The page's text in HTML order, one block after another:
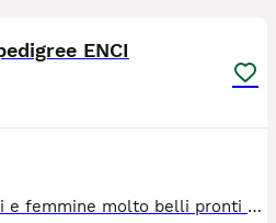
ENCI
Disponibili cuccioli maschi e femmine molto belli pronti alla consegna alla nuova famiglia. I cuccioli che noi proponiamo sono tutti nati rigorosamente presso il nostro allevamento riconosciuto ENCI e FCI di cui sono visibili i genitori. I cani vengono consegnati dopo i 3 mesi di età con: ✔️ Pedigree ENCI e documentazione sanitaria completa ✔️Microchip inserito, quindi già iscritto all'anagrafe canina ✔️ Ciclo di vaccinazioni completo ✔️ Sverminazione ✔️ Libretto sanitario ✔️ Abituati a fare i bisogni sulla traversina assorbente ✔️Mangiano crocchette secche 📍 Vieni a conoscerci: Allevamento della Famiglia Contarini Solarolo (RA) – Emilia Romagna 📞 Contattaci per maggiori informazioni, prezzi e per fissare una visita Visite tutti i giorni previo appuntamento 📱3386303108 (Se il numero non è visibile, clicca in alto a destra su “Mostra numero”) 🌐www.canimaltesi.it ➡️ INSTAGRAM: @allevamentofamigliacontarini